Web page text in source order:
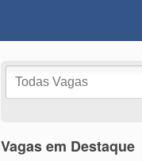
Vagas em Destaque